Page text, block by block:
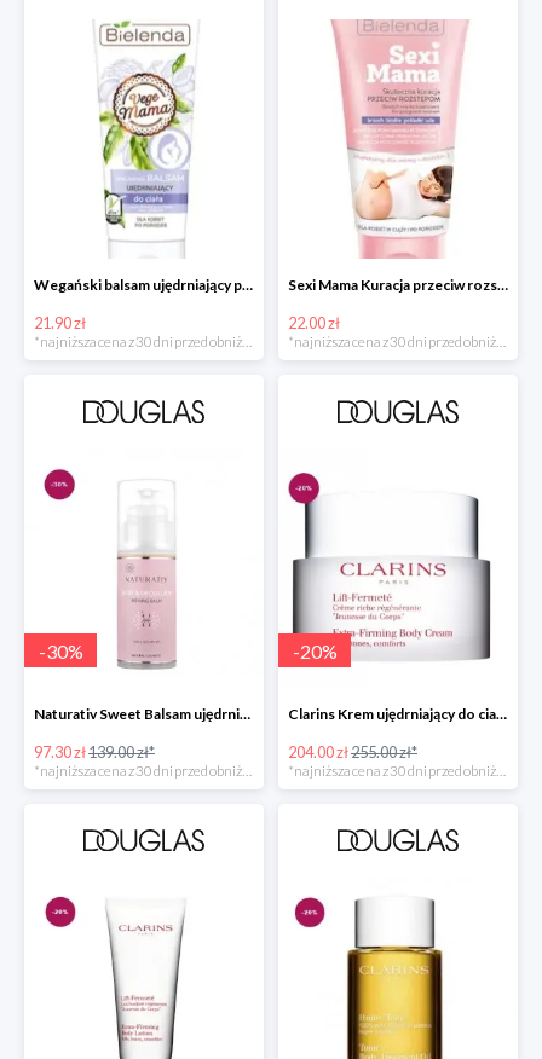
Wegański balsam ujędrniający po porodzie w super cenie
21.90 zł
*najniższa cena z 30 dni przed obniżką
Sexi Mama Kuracja przeciw rozstępom w super cenie
22.00 zł
*najniższa cena z 30 dni przed obniżką
-30%
Naturativ Sweet Balsam ujędrniający biust -30%
97.30 zł139.00 zł*
-20%
Clarins Krem ujędrniający do ciała -20%
204.00 zł255.00 zł*